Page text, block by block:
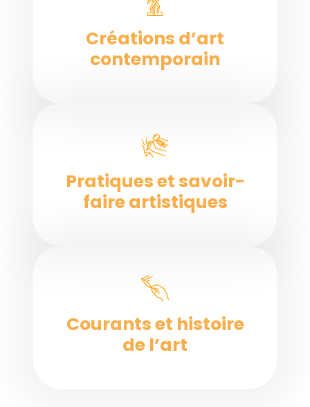
Créations d’art
contemporain
Pratiques et savoir-
faire artistiques
Courants et histoire
de l’art